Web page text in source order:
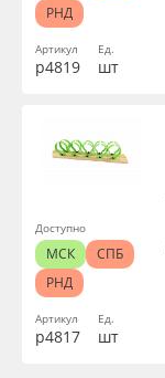
Артикул
р4819
Ед.
шт
РНД
Артикул
р4817
Ед.
шт
Доступно
МСК
СПБ
РНД